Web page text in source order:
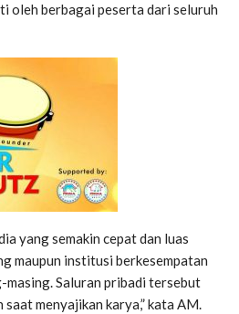
oleh berbagai peserta dari seluruh
yang semakin cepat dan luas
maupun institusi berkesempatan
masing. Saluran pribadi tersebut
saat menyajikan karya,” kata AM.